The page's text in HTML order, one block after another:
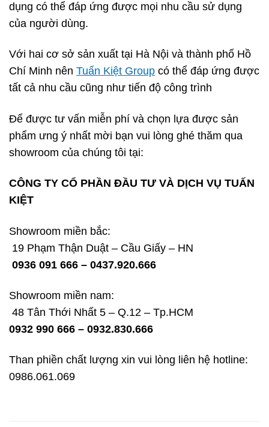
dụng có thể đáp ứng được mọi nhu cầu sử dụng
của người dùng.
Với hai cơ sở sản xuất tại Hà Nội và thành phố Hồ
Chí Minh nên Tuấn Kiệt Group có thể đáp ứng được
tất cả nhu cầu cũng như tiến độ công trình
Để được tư vấn miễn phí và chọn lựa được sản
phẩm ưng ý nhất mời bạn vui lòng ghé thăm qua
showroom của chúng tôi tại:
CÔNG TY CỔ PHẦN ĐẦU TƯ VÀ DỊCH VỤ TUẤN
KIỆT
Showroom miền bắc:
19 Phạm Thận Duật – Cầu Giấy – HN
0936 091 666 – 0437.920.666
Showroom miền nam:
48 Tân Thới Nhất 5 – Q.12 – Tp.HCM
0932 990 666 – 0932.830.666
Than phiền chất lượng xin vui lòng liên hệ hotline:
0986.061.069